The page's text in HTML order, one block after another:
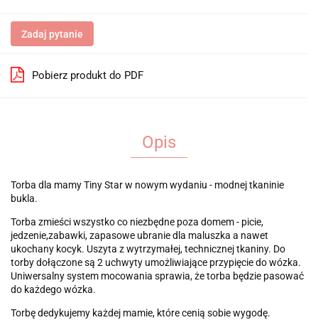
Zadaj pytanie
Pobierz produkt do PDF
Opis
Torba dla mamy Tiny Star w nowym wydaniu - modnej tkaninie
bukla.
Torba zmieści wszystko co niezbędne poza domem - picie,
jedzenie,zabawki, zapasowe ubranie dla maluszka a nawet
ukochany kocyk. Uszyta z wytrzymałej, technicznej tkaniny. Do
torby dołączone są 2 uchwyty umożliwiające przypięcie do wózka.
Uniwersalny system mocowania sprawia, że torba będzie pasować
do każdego wózka.
Torbę dedykujemy każdej mamie, które cenią sobie wygodę.